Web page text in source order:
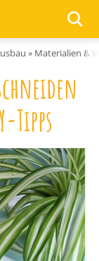
» Materialien &